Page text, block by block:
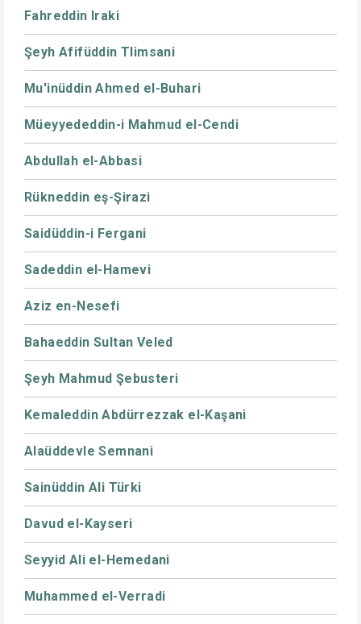
Fahreddin Iraki
Şeyh Afifüddin Tlimsani
Mu'inüddin Ahmed el-Buhari
Müeyyededdin-i Mahmud el-Cendi
Abdullah el-Abbasi
Rükneddin eş-Şirazi
Saidüddin-i Fergani
Sadeddin el-Hamevi
Aziz en-Nesefi
Bahaeddin Sultan Veled
Şeyh Mahmud Şebusteri
Kemaleddin Abdürrezzak el-Kaşani
Alaüddevle Semnani
Sainüddin Ali Türki
Davud el-Kayseri
Seyyid Ali el-Hemedani
Muhammed el-Verradi